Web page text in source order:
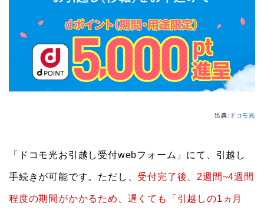
出典: ドコモ光
「ドコモ光お引越し受付webフォーム」にて、引越し
手続きが可能です。ただし、 受付完了後、2週間~4週間
程度の期間がかかるため、遅くても「引越しの1ヵ月